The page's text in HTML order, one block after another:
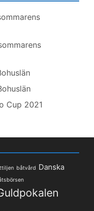
Cup 2021
båtvård Danska